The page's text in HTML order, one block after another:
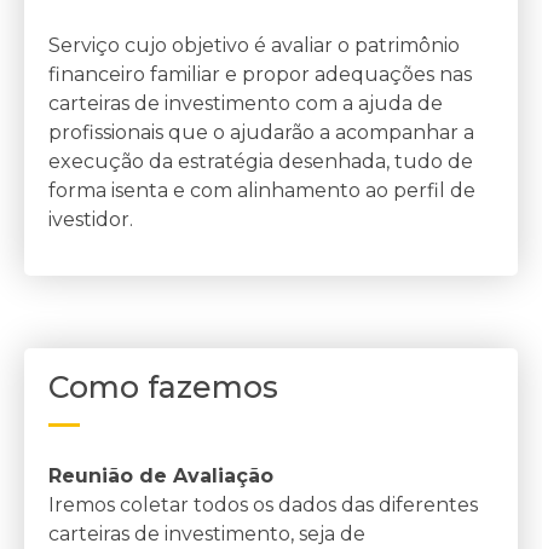
Serviço cujo objetivo é avaliar o patrimônio
financeiro familiar e propor adequações nas
carteiras de investimento com a ajuda de
profissionais que o ajudarão a acompanhar a
execução da estratégia desenhada, tudo de
forma isenta e com alinhamento ao perfil de
ivestidor.
Como fazemos
Reunião de Avaliação
Iremos coletar todos os dados das diferentes
carteiras de investimento, seja de